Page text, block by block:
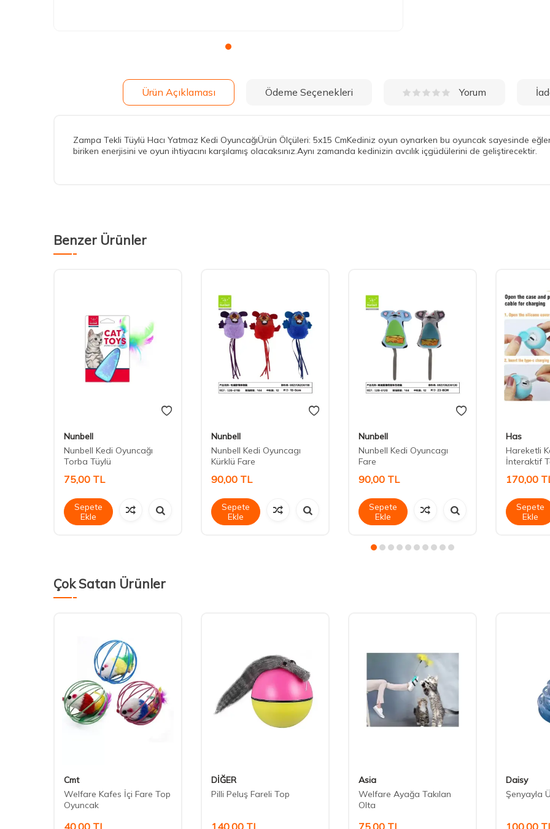
Ürün Açıklaması Ödeme Seçenekleri Yorum
Zampa Tekli Tüylü Hacı Yatmaz Kedi OyuncağıÜrün Ölçüleri: 5x15 CmKediniz oyun oynarken bu oyuncak sayesinde
biriken enerjisini ve oyun ihtiyacını karşılamış olacaksınız.Aynı zamanda kedinizin avcılık içgüdülerini de geliştirecektir.
Benzer Ürünler
Nunbell
Nunbell Kedi Oyuncağı
Torba Tüylü
75,00 TL
Sepete
Ekle
Nunbell
Nunbell Kedi Oyuncagı
Kürklü Fare
90,00 TL
Sepete
Ekle
Nunbell
Nunbell Kedi Oyuncagı
Fare
90,00 TL
Sepete
Ekle
Has
Hareketli
İnteraktif
170,00
Sepete
Ekle
Çok Satan Ürünler
Cmt
Welfare Kafes İçi Fare Top
Oyuncak
DİĞER
Pilli Peluş Fareli Top
Asia
Welfare Ayağa Takılan
Olta
Daisy
Şenyayla